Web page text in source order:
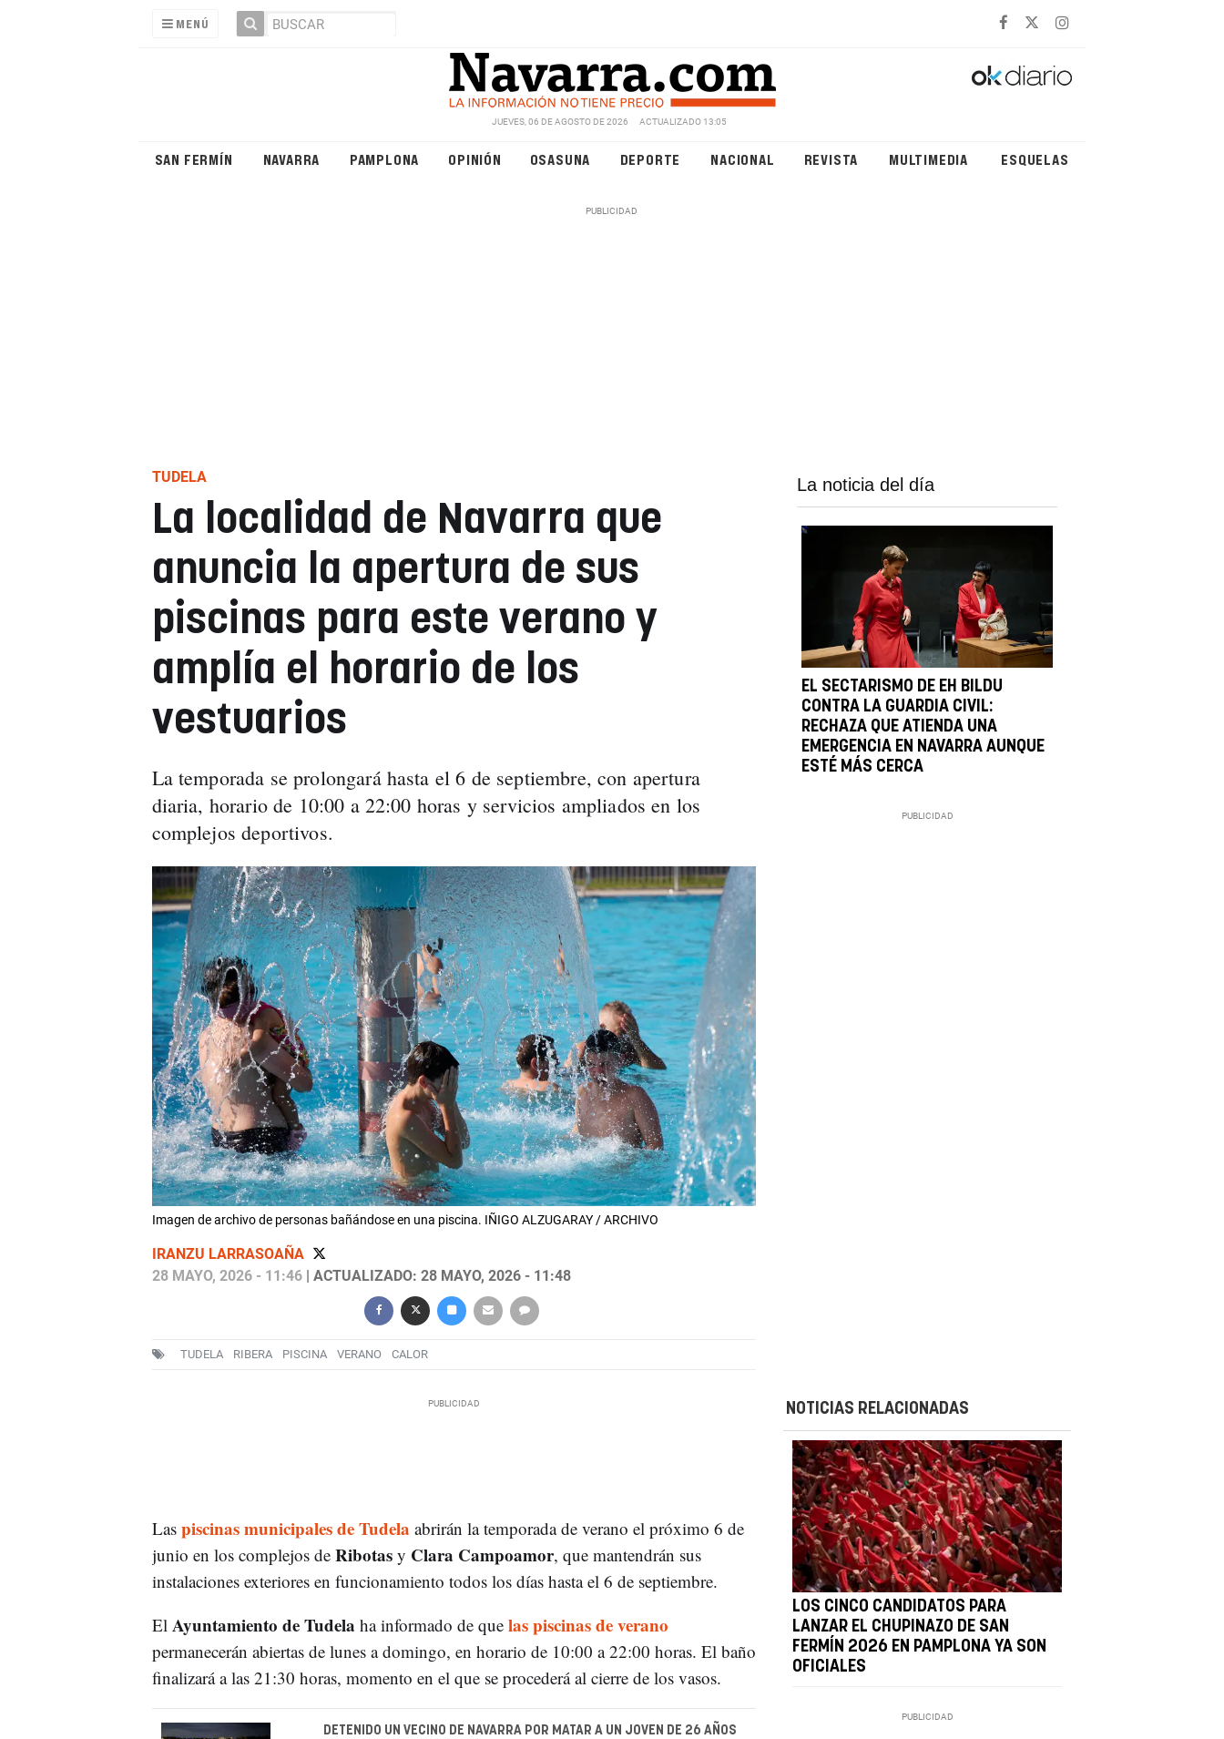
MENÚ
JUEVES, 06 DE AGOSTO DE 2026 ACTUALIZADO 13:05
SAN FERMÍN NAVARRA PAMPLONA OPINIÓN OSASUNA DEPORTE NACIONAL REVISTA MULTIMEDIA ESQUELAS
TUDELA
La localidad de Navarra que
anuncia la apertura de sus
piscinas para este verano y
amplía el horario de los
vestuarios
La temporada se prolongará hasta el 6 de septiembre, con apertura
diaria, horario de 10:00 a 22:00 horas y servicios ampliados en los
complejos deportivos.
Imagen de archivo de personas bañándose en una piscina. IÑIGO ALZUGARAY / ARCHIVO
IRANZU LARRASOAÑA
28 MAYO, 2026 - 11:46| ACTUALIZADO: 28 MAYO, 2026 - 11:48
TUDELA RIBERA PISCINA VERANO CALOR
La noticia del día
EL SECTARISMO DE EH BILDU
CONTRA LA GUARDIA CIVIL:
RECHAZA QUE ATIENDA UNA
EMERGENCIA EN NAVARRA AUNQUE
ESTÉ MÁS CERCA
Las piscinas municipales de Tudela abrirán la temporada de verano el próximo 6 de
junio en los complejos de Ribotasy Clara Campoamor, que mantendrán sus
instalaciones exteriores en funcionamiento todos los días hasta el 6 de septiembre.
El Ayuntamiento de Tudela ha informado de que las piscinas de verano
permanecerán abiertas de lunes a domingo, en horario de 10:00 a 22:00 horas. El baño
finalizará a las 21:30 horas, momento en el que se procederá al cierre de los vasos.
DETENIDO UN VECINO DE NAVARRA POR MATAR A UN JOVEN DE 26 AÑOS
NOTICIAS RELACIONADAS
LOS CINCO CANDIDATOS PARA
LANZAR EL CHUPINAZO DE SAN
FERMÍN 2026 EN PAMPLONA YA SON
OFICIALES